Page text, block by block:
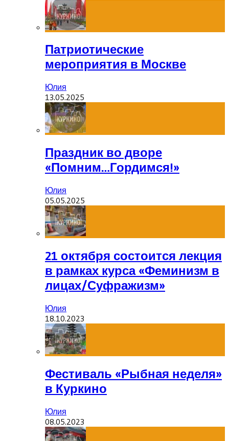
Патриотические
мероприятия в Москве
Юлия
13.05.2025
Праздник во дворе
«Помним…Гордимся!»
Юлия
05.05.2025
21 октября состоится лекция
в рамках курса «Феминизм в
лицах/Суфражизм»
Юлия
18.10.2023
Фестиваль «Рыбная неделя»
в Куркино
Юлия
08.05.2023